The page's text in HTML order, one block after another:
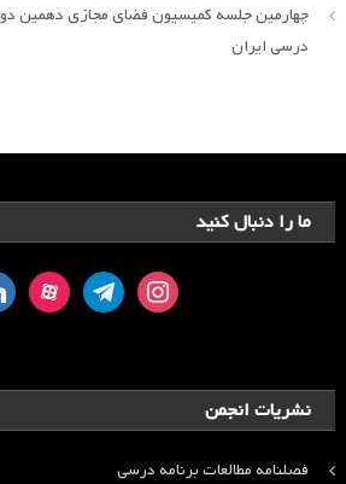
چهارمین جلسه کمیسیون فضای مجازی دهمین
درسی ایران
ما را دنبال کنید
instagram
telegram
aparat
نشریات انجمن
فصلنامه مطالعات برنامه درسی